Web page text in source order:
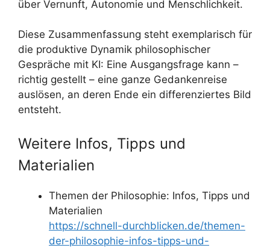
über Vernunft, Autonomie und Menschlichkeit.
Diese Zusammenfassung steht exemplarisch für
die produktive Dynamik philosophischer
Gespräche mit KI: Eine Ausgangsfrage kann –
richtig gestellt – eine ganze Gedankenreise
auslösen, an deren Ende ein differenziertes Bild
entsteht.
Weitere Infos, Tipps und
Materialien
Themen der Philosophie: Infos, Tipps und
Materialien
https://schnell-durchblicken.de/themen-
der-philosophie-infos-tipps-und-